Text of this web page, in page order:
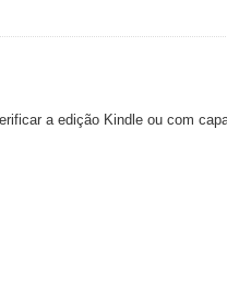
a edição Kindle ou com